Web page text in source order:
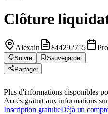
Clôture
Alexain 844292755
Suivre
Sauvegarder
Partager
Plus d'informations disponibles
Accès gratuit aux informations
Inscription gratuiteDéjà un